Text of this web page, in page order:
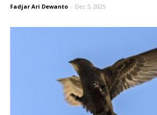
Fadjar Ari Dewanto - Dec 5, 2025